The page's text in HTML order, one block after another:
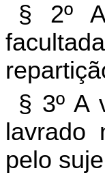
§ 2º
§ 3º A
lavrado
pelo